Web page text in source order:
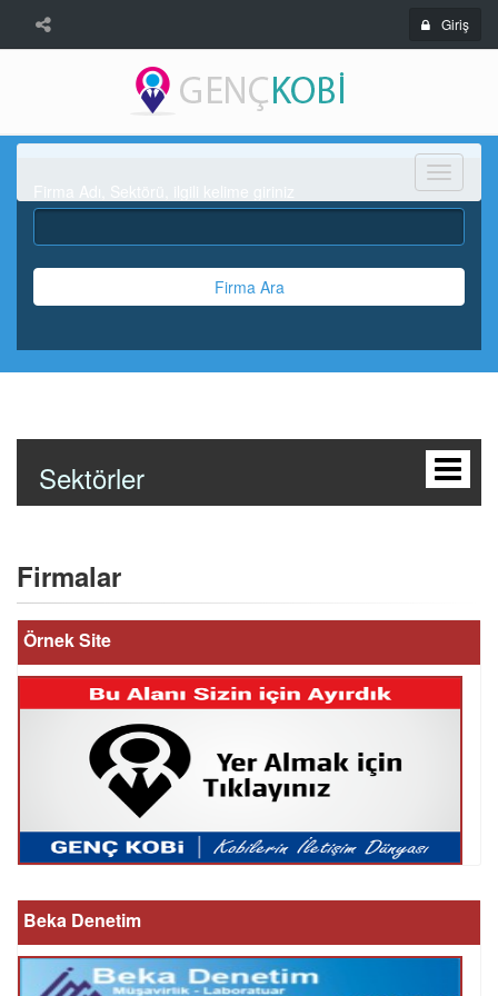
Giriş
Menü
Firma Ara
Sektörler
Firmalar
Örnek Site
Beka Denetim